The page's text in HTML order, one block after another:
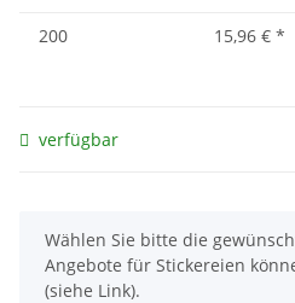
200
15,96 € *
verfügbar
x
Wählen Sie bitte die
Angebote für Stickereien
(siehe Link).